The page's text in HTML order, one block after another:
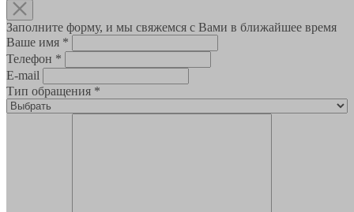
Заполните форму, и мы свяжемся с Вами в ближайшее время
Ваше имя *
Телефон *
E-mail
Тип обращения *